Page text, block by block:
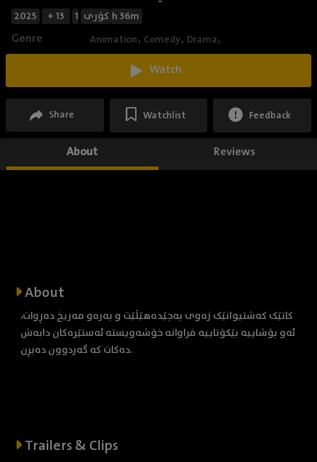
2025 + 13 کۆری 1h 36m
Genre Animation, Comedy, Drama,
Watch
Share Watchlist Feedback
About Reviews
About
کاتێک کەشتیوانێک زەوی بەجێدەهێڵێت و بەرەو مەریخ دەڕوات،
ئەو بۆشاییە بێکۆتاییە فراوانە خۆشەویستە ئەستێرەکان دابەش
دەکات کە گەردوون دەبڕن.
Trailers & Clips